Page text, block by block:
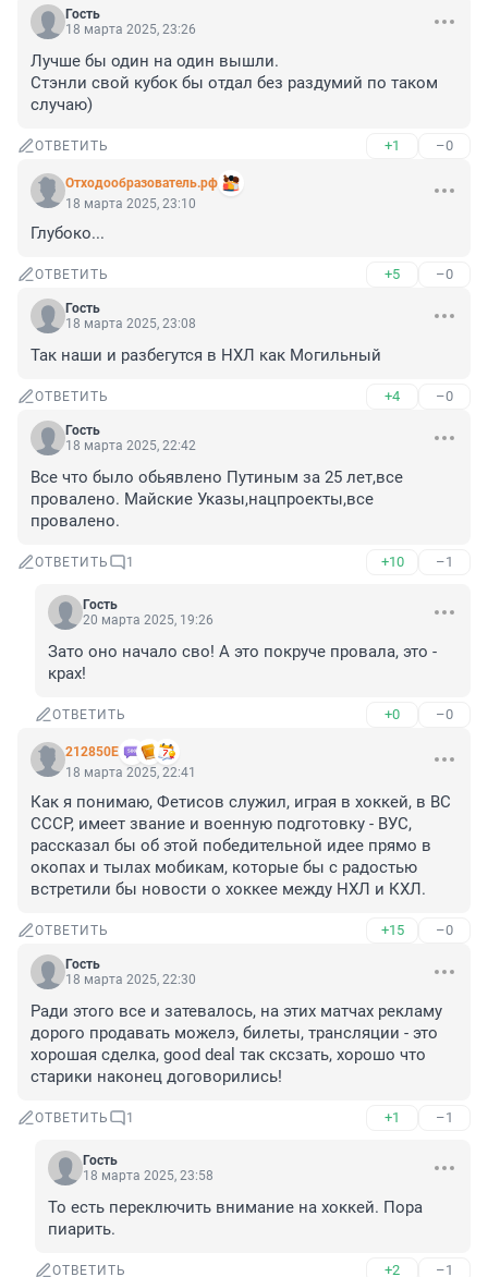
Гость
18 марта 2025, 23:26
Лучше бы один на один вышли.
Стэнли свой кубок бы отдал без раздумий по таком
случаю)
ОТВЕТИТЬ +1 –0
Отходообразователь.рф
18 марта 2025, 23:10
Глубоко...
ОТВЕТИТЬ +5 –0
Гость
18 марта 2025, 23:08
Так наши и разбегутся в НХЛ как Могильный
ОТВЕТИТЬ +4 –0
Гость
18 марта 2025, 22:42
Все что было обьявлено Путиным за 25 лет,все
провалено. Майские Указы,нацпроекты,все
провалено.
ОТВЕТИТЬ 1 +10 –1
Гость
20 марта 2025, 19:26
Зато оно начало сво! А это покруче провала, это -
крах!
ОТВЕТИТЬ +0 –0
212850Е
18 марта 2025, 22:41
Как я понимаю, Фетисов служил, играя в хоккей, в ВС
СССР, имеет звание и военную подготовку - ВУС,
рассказал бы об этой победительной идее прямо в
окопах и тылах мобикам, которые бы с радостью
встретили бы новости о хоккее между НХЛ и КХЛ.
ОТВЕТИТЬ +15 –0
Гость
18 марта 2025, 22:30
Ради этого все и затевалось, на этих матчах рекламу
дорого продавать можелэ, билеты, трансляции - это
хорошая сделка, good deal так сксзать, хорошо что
старики наконец договорились!
ОТВЕТИТЬ 1 +1 –1
Гость
18 марта 2025, 23:58
То есть переключить внимание на хоккей. Пора
пиарить.
ОТВЕТИТЬ +2 –1